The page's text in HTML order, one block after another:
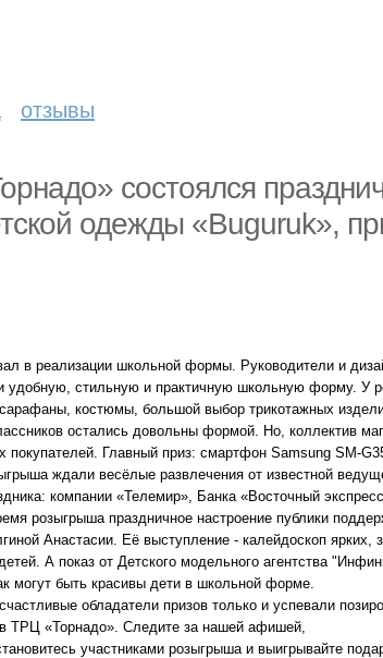
отзывы
состоялся
одежды «Buguruk»,
в реализации школьной формы. Руководители и
удобную, стильную и практичную школьную форму. У
костюмы, большой выбор трикотажных
остались довольны формой. Но, коллектив
покупателей. Главный приз: смартфон Samsung SM-
ждали весёлые развлечения от известной
компании «Телемир», Банка «Восточный
розыгрыша праздничное настроение публики
Анастасии. Её выступление - калейдоскоп ярких,
А показ от Детского модельного агентства
могут быть красивы дети в школьной форме.
обладатели призов только и успевали
ТРЦ «Торнадо». Следите за нашей афишей,
участниками розыгрыша и выигрывайте